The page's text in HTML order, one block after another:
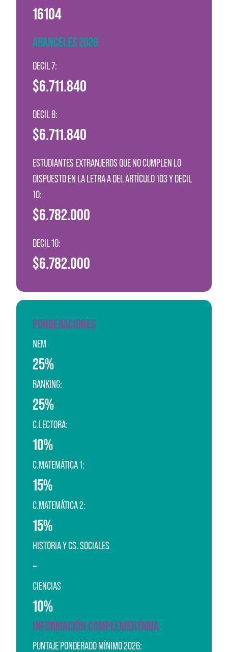
16104
ARANCELES 2026
DECIL 7:
$6.711.840
DECIL 8:
$6.711.840
ESTUDIANTES EXTRANJEROS QUE NO CUMPLEN LO
DISPUESTO EN LA LETRA A DEL ARTÍCULO 103 Y DECIL
10:
$6.782.000
DECIL 10:
$6.782.000
PONDERACIONES
NEM
25%
RANKING:
25%
C.LECTORA:
10%
C.MATEMÁTICA 1:
15%
C.MATEMÁTICA 2:
15%
HISTORIA Y CS. SOCIALES
-
CIENCIAS
10%
INFORMACIÓN COMPLEMENTARIA
PUNTAJE PONDERADO MÍNIMO 2026: